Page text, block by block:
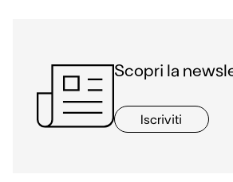
Scopri la
Iscriviti